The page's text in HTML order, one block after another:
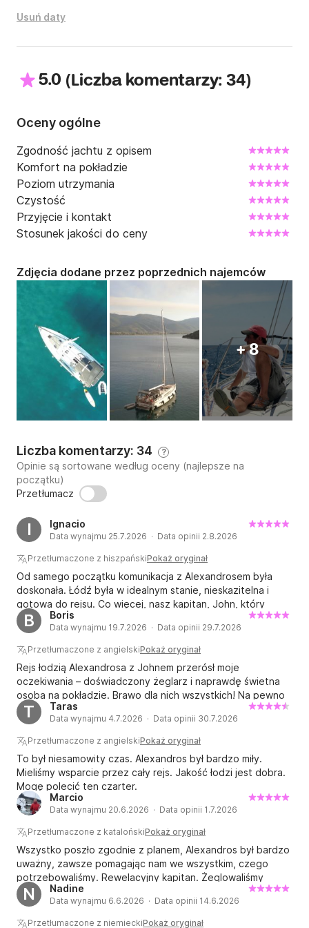
(od soboty do soboty) i musi zostać zwrócona do
przeprowadzenia inspekcji.
pod numerem Click&Boat!
Usuń daty
5.0 (Liczba komentarzy: 34)
Oceny ogólne
Zgodność jachtu z opisem
Komfort na pokładzie
Poziom utrzymania
Czystość
Przyjęcie i kontakt
Stosunek jakości do ceny
Zdjęcia dodane przez poprzednich najemców
+ 8
Liczba komentarzy: 34 ?
Opinie są sortowane według oceny (najlepsze na
początku)
Przetłumacz
I Ignacio
Data wynajmu 25.7.2026 · Data opinii 2.8.2026
Przetłumaczone z hiszpańskiPokaż oryginał
Od samego początku komunikacja z Alexandrosem była
doskonała. Łódź była w idealnym stanie, nieskazitelna i
gotowa do rejsu. Co więcej, nasz kapitan, John, który
towarzyszył nam przez cały tydzień, był niesamowicie
profesjonalny, zarówno pod względem koleżeństwa, jak i
nawigacji. Znał okolicę od podszewki i polecił kilka
popływamy!
B Boris
Data wynajmu 19.7.2026 · Data opinii 29.7.2026
Przetłumaczone z angielskiPokaż oryginał
Rejs łodzią Alexandrosa z Johnem przerósł moje
oczekiwania – doświadczony żeglarz i naprawdę świetna
osoba na pokładzie. Brawo dla nich wszystkich! Na pewno
wrócę w przyszłym roku, żeby popłynąć po Cykladach.
T Taras
Data wynajmu 4.7.2026 · Data opinii 30.7.2026
Przetłumaczone z angielskiPokaż oryginał
To był niesamowity czas. Alexandros był bardzo miły.
Mieliśmy wsparcie przez cały rejs. Jakość łodzi jest dobra.
Mogę polecić ten czarter.
Marcio
Data wynajmu 20.6.2026 · Data opinii 1.7.2026
Przetłumaczone z katalońskiPokaż oryginał
Wszystko poszło zgodnie z planem, Alexandros był bardzo
uważny, zawsze pomagając nam we wszystkim, czego
potrzebowaliśmy. Rewelacyjny kapitan. Żeglowaliśmy
pięknie. 10 na 10.
N Nadine
Data wynajmu 6.6.2026 · Data opinii 14.6.2026
Przetłumaczone z niemieckiPokaż oryginał